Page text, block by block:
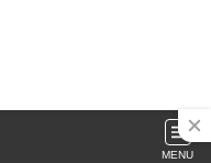
MENU